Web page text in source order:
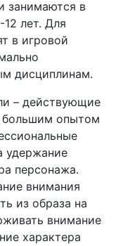
занимаются в
лет. Для
в игровой
дисциплинам.
– действующие
опытом
удержание
персонажа.
внимания
из образа на
внимание
характера